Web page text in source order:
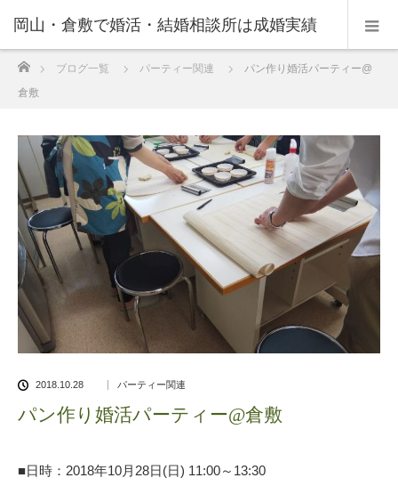
岡山・倉敷で婚活・結婚相談所は成婚実績
の豊富なNPO法人・和(なごみ)へ。
ブログ一覧 パーティー関連
パン作り婚活パーティー@
倉敷
2018.10.28 パーティー関連
パン作り婚活パーティー@倉敷
■日時：2018年10月28日(日) 11:00～13:30